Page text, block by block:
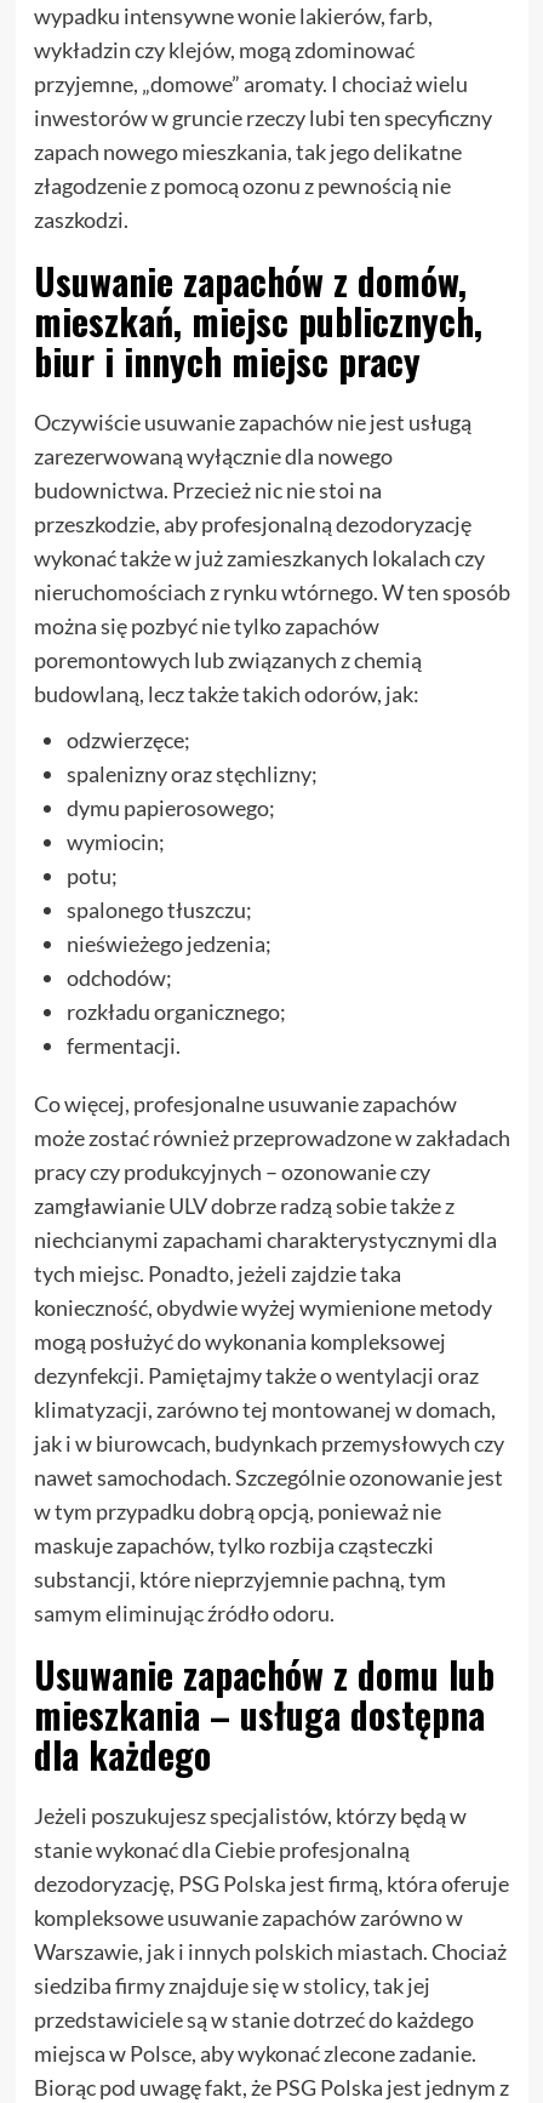
wypadku intensywne wonie lakierów, farb,
wykładzin czy klejów, mogą zdominować
przyjemne, „domowe” aromaty. I chociaż wielu
inwestorów w gruncie rzeczy lubi ten specyficzny
zapach nowego mieszkania, tak jego delikatne
złagodzenie z pomocą ozonu z pewnością nie
zaszkodzi.
Usuwanie zapachów z domów,
mieszkań, miejsc publicznych,
biur i innych miejsc pracy
Oczywiście usuwanie zapachów nie jest usługą
zarezerwowaną wyłącznie dla nowego
budownictwa. Przecież nic nie stoi na
przeszkodzie, aby profesjonalną dezodoryzację
wykonać także w już zamieszkanych lokalach czy
nieruchomościach z rynku wtórnego. W ten sposób
można się pozbyć nie tylko zapachów
poremontowych lub związanych z chemią
budowlaną, lecz także takich odorów, jak:
odzwierzęce;
spalenizny oraz stęchlizny;
dymu papierosowego;
wymiocin;
potu;
spalonego tłuszczu;
nieświeżego jedzenia;
odchodów;
rozkładu organicznego;
fermentacji.
Co więcej, profesjonalne usuwanie zapachów
może zostać również przeprowadzone w zakładach
pracy czy produkcyjnych – ozonowanie czy
zamgławianie ULV dobrze radzą sobie także z
niechcianymi zapachami charakterystycznymi dla
tych miejsc. Ponadto, jeżeli zajdzie taka
konieczność, obydwie wyżej wymienione metody
mogą posłużyć do wykonania kompleksowej
dezynfekcji. Pamiętajmy także o wentylacji oraz
klimatyzacji, zarówno tej montowanej w domach,
jak i w biurowcach, budynkach przemysłowych czy
nawet samochodach. Szczególnie ozonowanie jest
w tym przypadku dobrą opcją, ponieważ nie
maskuje zapachów, tylko rozbija cząsteczki
substancji, które nieprzyjemnie pachną, tym
samym eliminując źródło odoru.
Usuwanie zapachów z domu lub
mieszkania – usługa dostępna
dla każdego
Jeżeli poszukujesz specjalistów, którzy będą w
stanie wykonać dla Ciebie profesjonalną
dezodoryzację, PSG Polska jest firmą, która oferuje
kompleksowe usuwanie zapachów zarówno w
Warszawie, jak i innych polskich miastach. Chociaż
siedziba firmy znajduje się w stolicy, tak jej
przedstawiciele są w stanie dotrzeć do każdego
miejsca w Polsce, aby wykonać zlecone zadanie.
Biorąc pod uwagę fakt, że PSG Polska jest jednym z